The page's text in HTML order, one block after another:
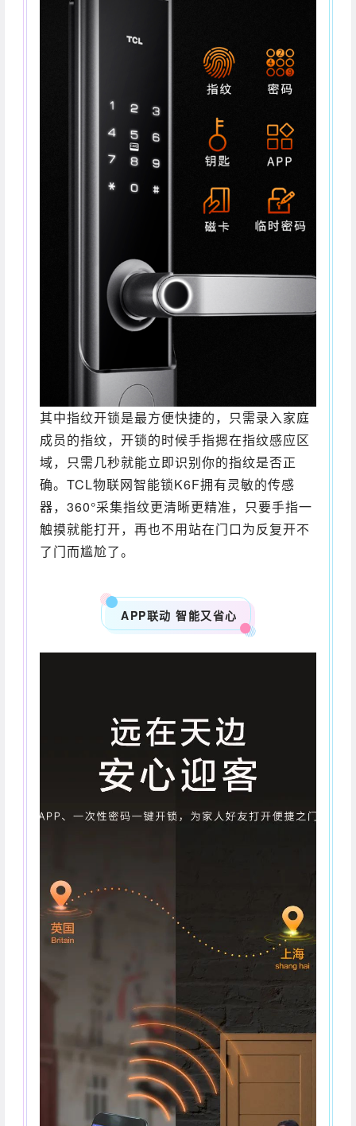
其中指纹开锁是最方便快捷的，只需录入家庭
成员的指纹，开锁的时候手指摁在指纹感应区
域，只需几秒就能立即识别你的指纹是否正
确。TCL物联网智能锁K6F拥有灵敏的传感
器，360°采集指纹更清晰更精准，只要手指一
触摸就能打开，再也不用站在门口为反复开不
了门而尴尬了。
APP联动 智能又省心